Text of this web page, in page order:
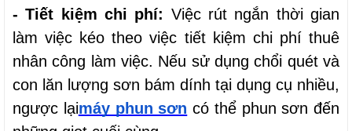
- Tiết kiệm chi phí: Việc rút ngắn thời gian
làm việc kéo theo việc tiết kiệm chi phí thuê
nhân công làm việc. Nếu sử dụng chổi quét và
con lăn lượng sơn bám dính tại dụng cụ nhiều,
ngược lạimáy phun sơn có thể phun sơn đến